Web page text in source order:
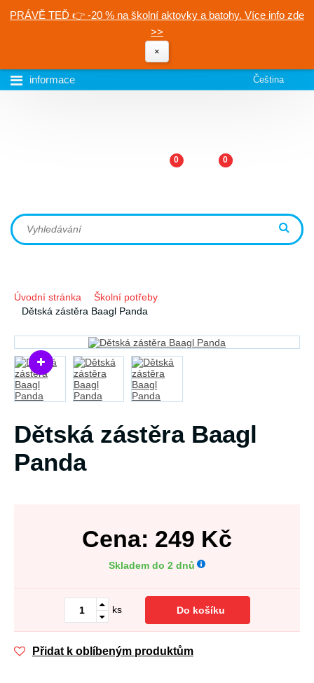
PRÁVĚ TEĎ 👉 -20 % na školní aktovky a batohy. Více info zde
>>
×
informace Čeština
0 0
Úvodní stránka
Školní potřeby
Dětská zástěra Baagl Panda
Dětská zástěra Baagl
Panda
Cena: 249 Kč
Skladem do 2 dnů
ks Do košíku
Přidat k oblíbeným produktům